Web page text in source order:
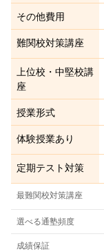
その他費用
難関校対策講座
上位校・中堅校講
座
授業形式
体験授業あり
定期テスト対策
最難関校対策講座
選べる通塾頻度
成績保証